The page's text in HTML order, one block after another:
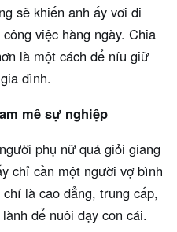
sẽ khiến anh ấy vơi đi
việc hàng ngày. Chia
là một cách để níu giữ
đình.
mê sự nghiệp
phụ nữ quá giỏi giang
chỉ cần một người vợ bình
là cao đẳng, trung cấp,
để nuôi dạy con cái.